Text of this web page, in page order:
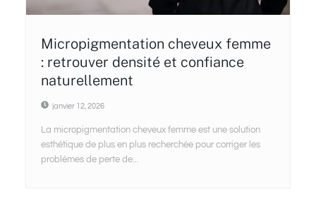
Micropigmentation cheveux femme
: retrouver densité et confiance
naturellement
janvier 12, 2026
La micropigmentation cheveux femme est une solution
esthétique de plus en plus recherchée pour corriger les
problèmes de perte de...